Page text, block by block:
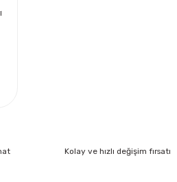
Kolay ve hızlı değişim fırsatı